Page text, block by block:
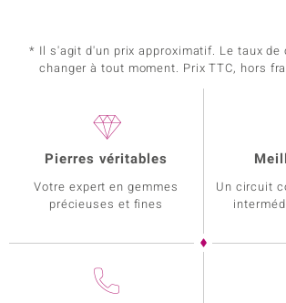
* Il s'agit d'un prix approximatif. Le taux de
changer à tout moment. Prix TTC, hors
Pierres véritables
Votre expert en gemmes
précieuses et fines
Un circuit